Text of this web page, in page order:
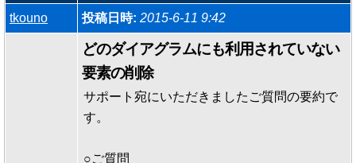
tkouno 投稿日時: 2015-6-11 9:42
どのダイアグラムにも利用されていない
要素の削除
サポート宛にいただきましたご質問の要約で
す。
○ご質問